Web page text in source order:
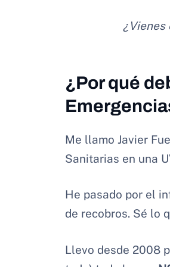
¿Vienes
¿Por qué
Me llamo Javier
Sanitarias en una
He pasado por el
de recobros. Sé lo
Llevo desde 2008